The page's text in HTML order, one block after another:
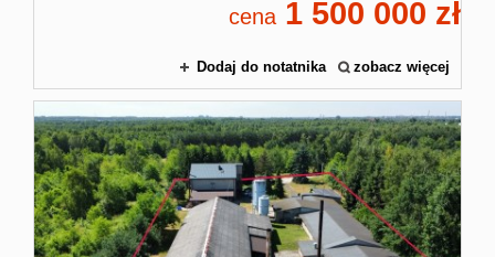
cena1 500 000
Dodaj do notatnika zobacz więcej